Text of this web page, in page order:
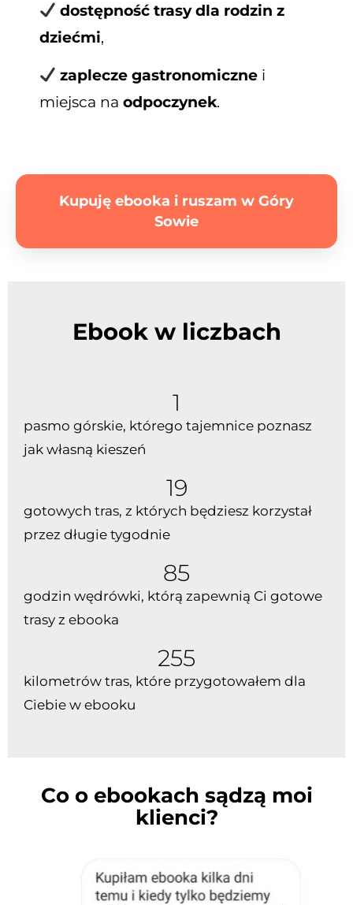
dostępność trasy dla rodzin z
dziećmi,
zaplecze gastronomiczne i
miejsca na odpoczynek.
Kupuję ebooka i ruszam w Góry
Sowie
Ebook w liczbach
pasmo górskie, którego tajemnice poznasz
jak własną kieszeń
1
gotowych tras, z których będziesz korzystał
przez długie tygodnie
20
godzin wędrówki, którą zapewnią Ci gotowe
trasy z ebooka
85
kilometrów tras, które przygotowałem dla
Ciebie w ebooku
255
Co o ebookach sądzą moi
klienci?